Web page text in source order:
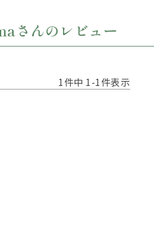
さんのレビュー
1件中 1-1件表示